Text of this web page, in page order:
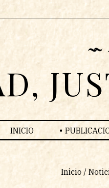
INICIO
Inicio /